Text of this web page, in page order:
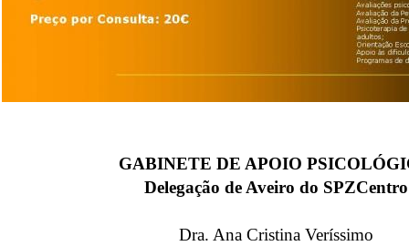
GABINETE DE APOIO
Delegação de Aveiro do SPZCentro
Dra. Ana Cristina Veríssimo